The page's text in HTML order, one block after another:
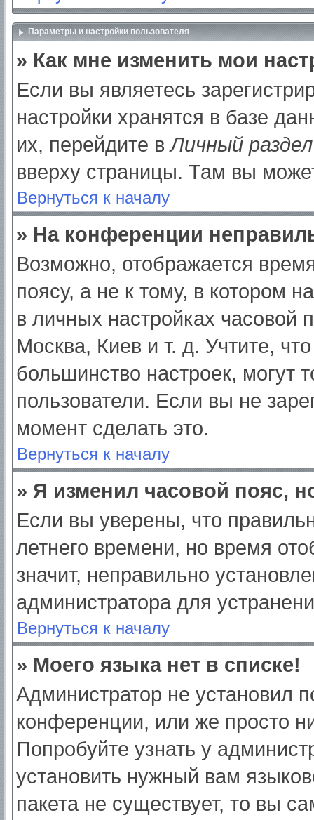
Параметры и настройки пользователя
» Как мне изменить мои
Если вы являетесь
настройки хранятся в базе
их, перейдите вЛичный раздел
вверху страницы. Там вы
Вернуться к началу
» На конференции
Возможно, отображается
поясу, а не к тому, в котором
в личных настройках часовой
Москва, Киев и т. д. Учтите,
большинство настроек, могут
пользователи. Если вы не
момент сделать это.
Вернуться к началу
» Я изменил часовой пояс,
Если вы уверены, что
летнего времени, но время
значит, неправильно
администратора для
Вернуться к началу
» Моего языка нет в списке!
Администратор не установил
конференции, или же просто
Попробуйте узнать у
установить нужный вам
пакета не существует, то вы